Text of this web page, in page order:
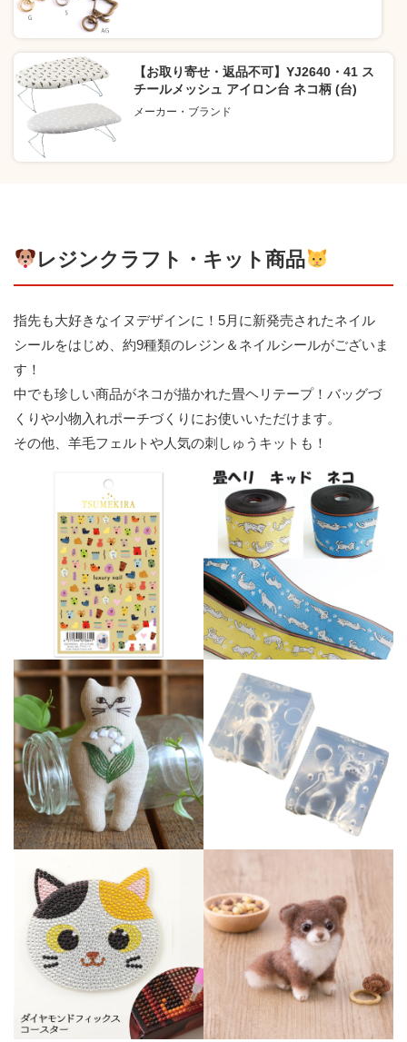
【お取り寄せ・返品不可】YJ2640・41 ス
チールメッシュ アイロン台 ネコ柄 (台)
メーカー・ブランド
レジンクラフト・キット商品
指先も大好きなイヌデザインに！5月に新発売されたネイル
シールをはじめ、約9種類のレジン＆ネイルシールがございま
す！
中でも珍しい商品がネコが描かれた畳ヘリテープ！バッグづ
くりや小物入れポーチづくりにお使いいただけます。
その他、羊毛フェルトや人気の刺しゅうキットも！